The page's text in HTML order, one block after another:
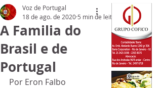
A Familia do
Brasil e de
Portugal
Voz de Portugal
18 de ago. de 2020 5 min de leitura
Por Eron Falbo